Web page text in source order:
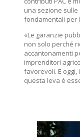
una sezione sulle
fondamentali per
«Le garanzie
non solo perché
accantonamenti
imprenditori
favorevoli. E
questa leva è